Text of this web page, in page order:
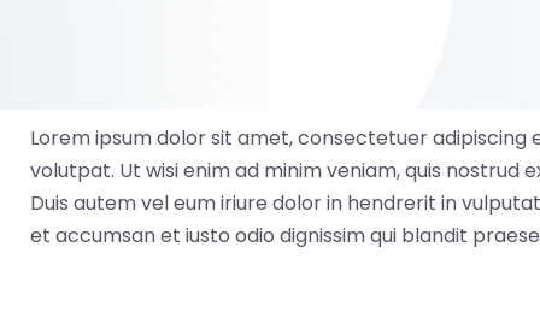
Lorem ipsum dolor sit amet, consectetuer
volutpat. Ut wisi enim ad minim veniam, quis
Duis autem vel eum iriure dolor in hendrerit in
et accumsan et iusto odio dignissim qui blandit